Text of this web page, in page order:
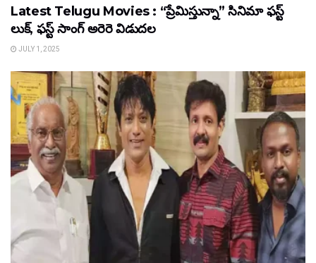
Latest Telugu Movies : “ప్రేమిస్తున్నా” సినిమా ఫస్ట్
లుక్, ఫస్ట్ సాంగ్ అరెరె విడుదల
JULY 1, 2025